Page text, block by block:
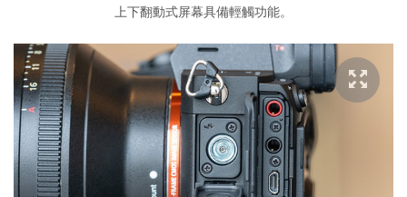
上下翻動式屏幕具備輕觸功能。